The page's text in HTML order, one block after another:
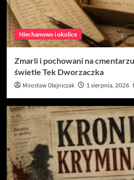
Niechanowo i okolice
Zmarli i pochowani na
świetle Tek Dworzaczka
Mirosław Olejniczak 1 sierpnia, 2026